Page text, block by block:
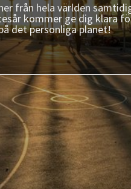
från hela världen
kommer ge dig klara
det personliga planet!